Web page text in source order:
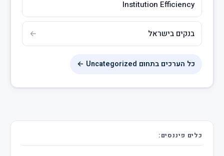
Institution Efficiency
בנקים בישראל
כל הערכים בתחום Uncategorized ←
כלים פיננסים: